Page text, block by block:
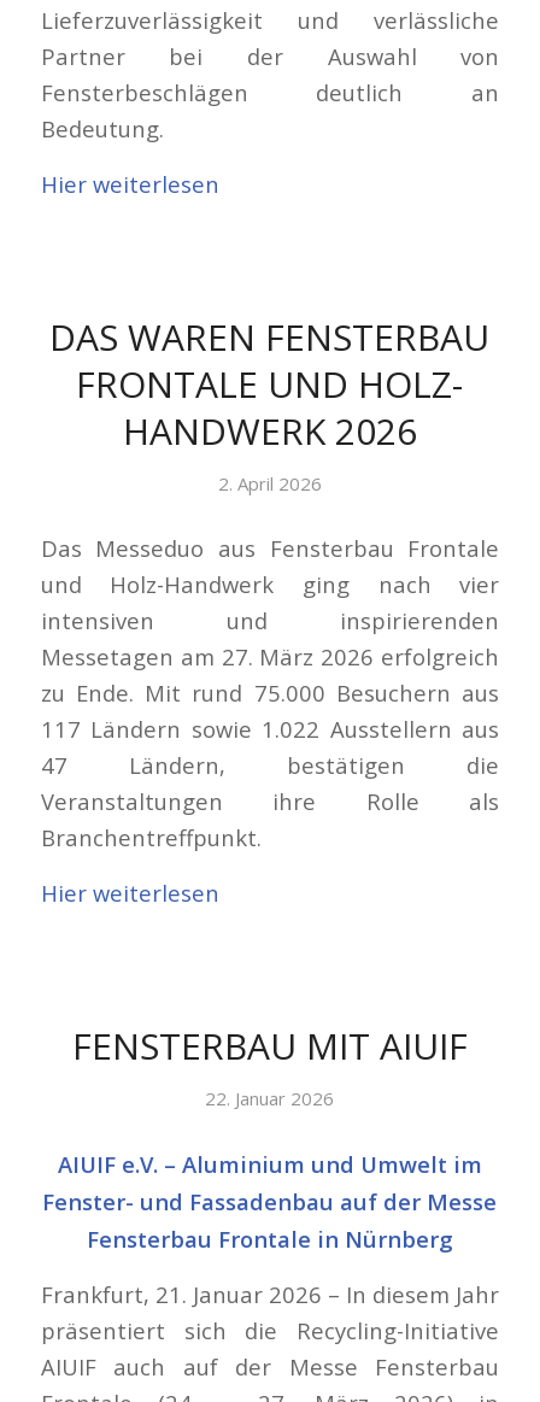
Lieferzuverlässigkeit und verlässliche
Partner bei der Auswahl von
Fensterbeschlägen deutlich an
Bedeutung.
Hier weiterlesen
DAS WAREN FENSTERBAU
FRONTALE UND HOLZ-
HANDWERK 2026
2. April 2026
Das Messeduo aus Fensterbau Frontale
und Holz-Handwerk ging nach vier
intensiven und inspirierenden
Messetagen am 27. März 2026 erfolgreich
zu Ende. Mit rund 75.000 Besuchern aus
117 Ländern sowie 1.022 Ausstellern aus
47 Ländern, bestätigen die
Veranstaltungen ihre Rolle als
Branchentreffpunkt.
Hier weiterlesen
FENSTERBAU MIT AIUIF
22. Januar 2026
AIUIF e.V. – Aluminium und Umwelt im
Fenster- und Fassadenbau auf der Messe
Fensterbau Frontale in Nürnberg
Frankfurt, 21. Januar 2026 – In diesem Jahr
präsentiert sich die Recycling-Initiative
AIUIF auch auf der Messe Fensterbau